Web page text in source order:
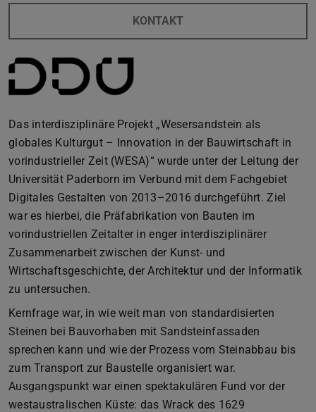
KONTAKT
Das interdisziplinäre Projekt „Wesersandstein als
globales Kulturgut – Innovation in der Bauwirtschaft in
vorindustrieller Zeit (WESA)“ wurde unter der Leitung der
Universität Paderborn im Verbund mit dem Fachgebiet
Digitales Gestalten von 2013–2016 durchgeführt. Ziel
war es hierbei, die Präfabrikation von Bauten im
vorindustriellen Zeitalter in enger interdisziplinärer
Zusammenarbeit zwischen der Kunst- und
Wirtschaftsgeschichte, der Architektur und der Informatik
zu untersuchen.
Kernfrage war, in wie weit man von standardisierten
Steinen bei Bauvorhaben mit Sandsteinfassaden
sprechen kann und wie der Prozess vom Steinabbau bis
zum Transport zur Baustelle organisiert war.
Ausgangspunkt war einen spektakulären Fund vor der
westaustralischen Küste: das Wrack des 1629